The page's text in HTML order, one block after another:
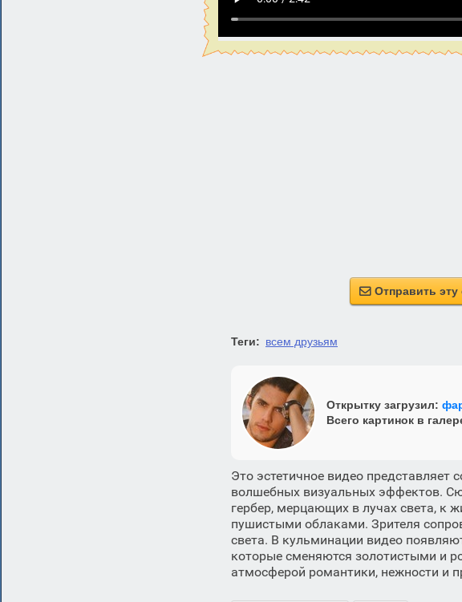
 Отправить эту
Теги: всем друзьям
Открытку загрузил:
Всего картинок в
Это эстетичное видео представляет
волшебных визуальных эффектов.
гербер, мерцающих в лучах света, к
пушистыми облаками. Зрителя
света. В кульминации видео
которые сменяются золотистыми и
атмосферой романтики, нежности и